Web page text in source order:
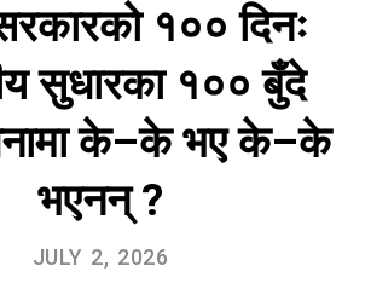
१०० दिनः
सुधारका १०० बुँदे
के–के भए के–के
भएनन् ?
JULY 2, 2026